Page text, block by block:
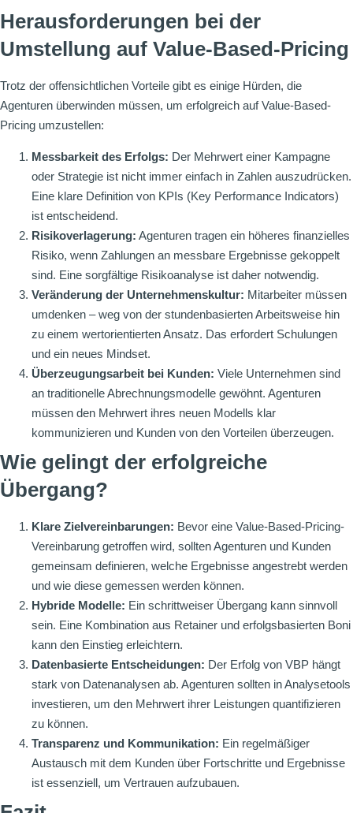
Herausforderungen bei der
Umstellung auf Value-Based-Pricing
Trotz der offensichtlichen Vorteile gibt es einige Hürden, die
Agenturen überwinden müssen, um erfolgreich auf Value-Based-
Pricing umzustellen:
Messbarkeit des Erfolgs: Der Mehrwert einer Kampagne
oder Strategie ist nicht immer einfach in Zahlen auszudrücken.
Eine klare Definition von KPIs (Key Performance Indicators)
ist entscheidend.
Risikoverlagerung: Agenturen tragen ein höheres finanzielles
Risiko, wenn Zahlungen an messbare Ergebnisse gekoppelt
sind. Eine sorgfältige Risikoanalyse ist daher notwendig.
Veränderung der Unternehmenskultur: Mitarbeiter müssen
umdenken – weg von der stundenbasierten Arbeitsweise hin
zu einem wertorientierten Ansatz. Das erfordert Schulungen
und ein neues Mindset.
Überzeugungsarbeit bei Kunden: Viele Unternehmen sind
an traditionelle Abrechnungsmodelle gewöhnt. Agenturen
müssen den Mehrwert ihres neuen Modells klar
kommunizieren und Kunden von den Vorteilen überzeugen.
Wie gelingt der erfolgreiche
Übergang?
Klare Zielvereinbarungen: Bevor eine Value-Based-Pricing-
Vereinbarung getroffen wird, sollten Agenturen und Kunden
gemeinsam definieren, welche Ergebnisse angestrebt werden
und wie diese gemessen werden können.
Hybride Modelle: Ein schrittweiser Übergang kann sinnvoll
sein. Eine Kombination aus Retainer und erfolgsbasierten Boni
kann den Einstieg erleichtern.
Datenbasierte Entscheidungen: Der Erfolg von VBP hängt
stark von Datenanalysen ab. Agenturen sollten in Analysetools
investieren, um den Mehrwert ihrer Leistungen quantifizieren
zu können.
Transparenz und Kommunikation: Ein regelmäßiger
Austausch mit dem Kunden über Fortschritte und Ergebnisse
ist essenziell, um Vertrauen aufzubauen.